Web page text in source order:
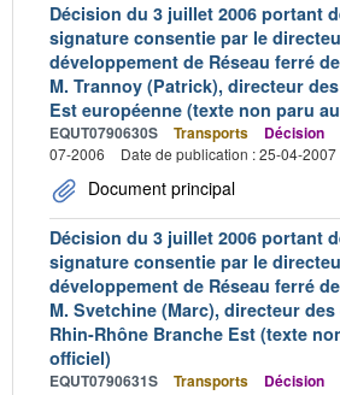
Décision du 3 juillet 2006 portant
signature consentie par le
développement de Réseau ferré
M. Trannoy (Patrick), directeur
Est européenne (texte non paru
EQUT0790630S Transports Décision
07-2006
Date de publication : 25-04-2007
Document principal
Décision du 3 juillet 2006 portant
signature consentie par le
développement de Réseau ferré
M. Svetchine (Marc), directeur
Rhin-Rhône Branche Est (texte
officiel)
EQUT0790631S Transports Décision